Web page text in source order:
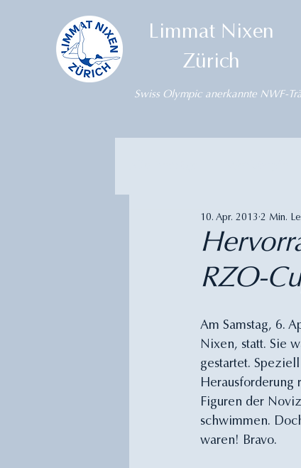
Limmat Nixen
Zürich
Swiss Olympic anerkannte NWF-
RZO-
10. Apr. 2013 2 Min.
Am Samstag, 6.
Nixen, statt. Sie
gestartet.
Herausforderung
Figuren der
schwimmen.
waren! Bravo.